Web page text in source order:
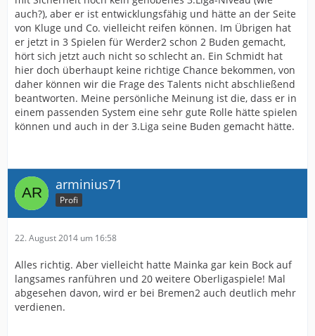
auch?), aber er ist entwicklungsfähig und hätte an der Seite
von Kluge und Co. vielleicht reifen können. Im Übrigen hat
er jetzt in 3 Spielen für Werder2 schon 2 Buden gemacht,
hört sich jetzt auch nicht so schlecht an. Ein Schmidt hat
hier doch überhaupt keine richtige Chance bekommen, von
daher können wir die Frage des Talents nicht abschließend
beantworten. Meine persönliche Meinung ist die, dass er in
einem passenden System eine sehr gute Rolle hätte spielen
können und auch in der 3.Liga seine Buden gemacht hätte.
arminius71
Profi
22. August 2014 um 16:58
Alles richtig. Aber vielleicht hatte Mainka gar kein Bock auf
langsames ranführen und 20 weitere Oberligaspiele! Mal
abgesehen davon, wird er bei Bremen2 auch deutlich mehr
verdienen.